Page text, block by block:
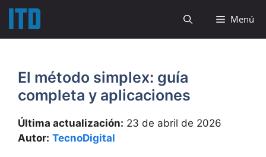
Saltar
contenido
Menú
El método simplex: guía
completa y aplicaciones
Última actualización: 23 de abril de 2026
Autor: TecnoDigital